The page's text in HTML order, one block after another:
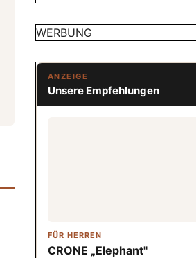
WERBUNG
ANZEIGE
Unsere Empfehlungen
FÜR HERREN
CRONE „Elephant"